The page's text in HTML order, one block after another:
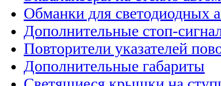
Обманки для светодиодных
Дополнительные стоп-
Повторители указателей
Дополнительные габариты